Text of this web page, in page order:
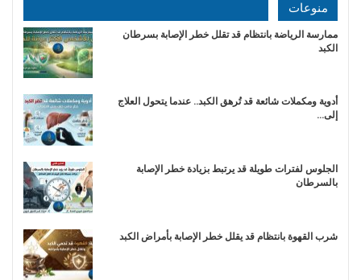
منوعات
ممارسة الرياضة بانتظام قد تقلل خطر الإصابة بسرطان
الكبد
أدوية ومكملات شائعة قد تُرهق الكبد.. عندما يتحول العلاج
إلى…
الجلوس لفترات طويلة قد يرتبط بزيادة خطر الإصابة
بالسرطان
شرب القهوة بانتظام قد يقلل خطر الإصابة بأمراض الكبد